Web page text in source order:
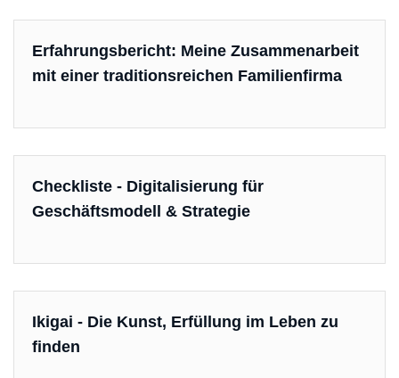
Erfahrungsbericht: Meine Zusammenarbeit
mit einer traditionsreichen Familienfirma
Checkliste - Digitalisierung für
Geschäftsmodell & Strategie
Ikigai - Die Kunst, Erfüllung im Leben zu
finden